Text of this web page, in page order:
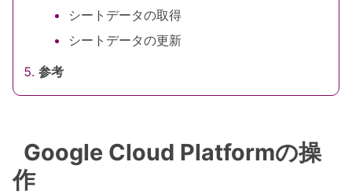
シートデータの取得
シートデータの更新
参考
Google Cloud Platformの操
作